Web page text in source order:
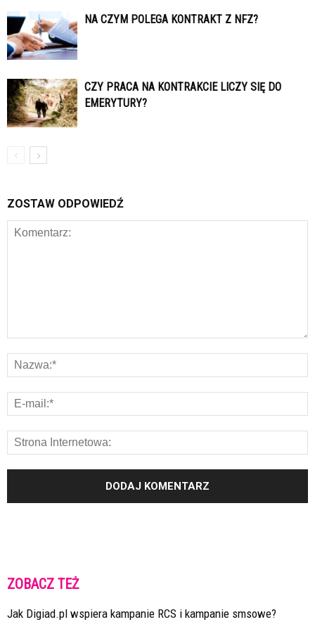
NA CZYM POLEGA KONTRAKT Z NFZ?
CZY PRACA NA KONTRAKCIE LICZY SIĘ DO
EMERYTURY?
ZOSTAW ODPOWIEDŹ
ZOBACZ TEŻ
Jak Digiad.pl wspiera kampanie RCS i kampanie smsowe?